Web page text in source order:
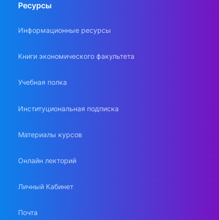
Ресурсы
Информационные ресурсы
Книги экономического факультета
Учебная полка
Институциональная подписка
Материалы курсов
Онлайн лекторий
Личный Кабинет
Почта